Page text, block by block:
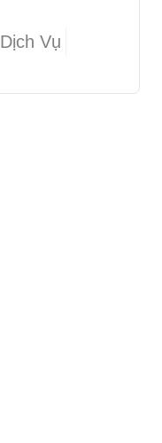
Dịch Vụ